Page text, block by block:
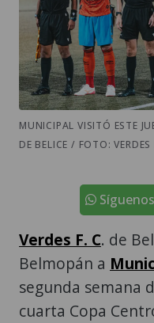
MUNICIPAL VISITÓ ESTE
DE BELICE / FOTO: VERDES
Verdes F. C. de
Belmopán a
segunda semana
cuarta Copa